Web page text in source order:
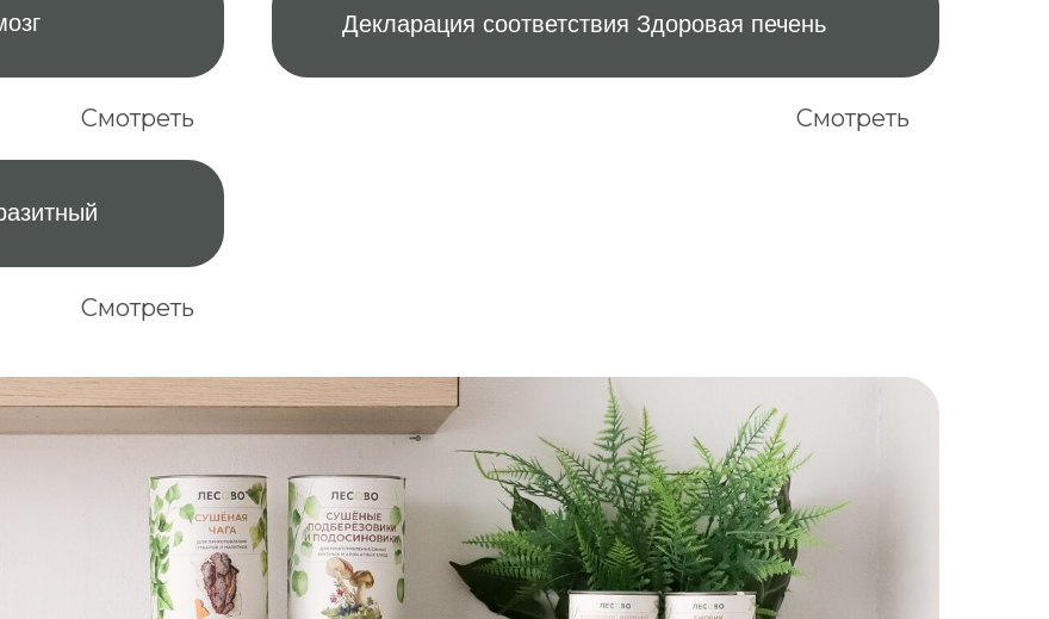
По РФ
Почтой России.
Оформить
Смотреть Смотреть
Декларация соответствия Здоровая печень
Смотреть